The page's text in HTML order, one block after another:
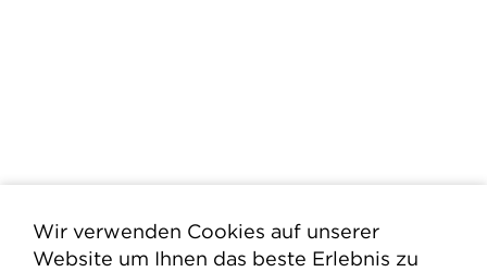
Wir verwenden Cookies auf unserer
Website um Ihnen das beste Erlebnis zu